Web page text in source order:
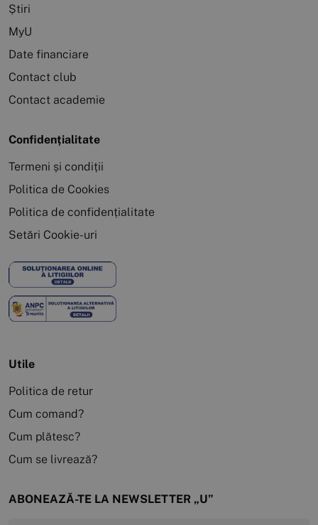
Știri
MyU
Date financiare
Contact club
Contact academie
Confidențialitate
Termeni și condiții
Politica de Cookies
Politica de confidențialitate
Setări Cookie-uri
Utile
Politica de retur
Cum comand?
Cum plătesc?
Cum se livrează?
ABONEAZĂ-TE LA NEWSLETTER „U”